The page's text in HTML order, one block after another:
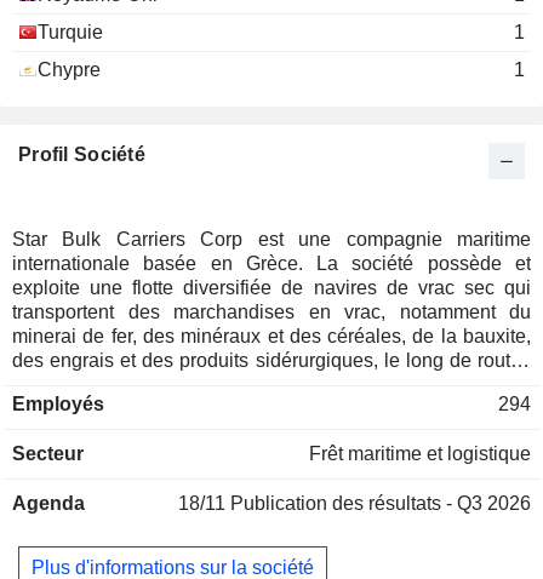
Turquie
1
Chypre
1
Profil Société
Star Bulk Carriers Corp est une compagnie maritime
internationale basée en Grèce. La société possède et
exploite une flotte diversifiée de navires de vrac sec qui
transportent des marchandises en vrac, notamment du
minerai de fer, des minéraux et des céréales, de la bauxite,
des engrais et des produits sidérurgiques, le long de routes
navires, d'une capacité totale de 12,5 millions de tpl,
Kamsarmax, Panamax, Ultramax et Supramax avec des
tpl. La société a des bureaux exécutifs à Athènes, en Grèce,
Employés 294
Secteur Frêt maritime et logistique
Agenda 18/11 Publication des résultats - Q3 2026
Plus d'informations sur la société